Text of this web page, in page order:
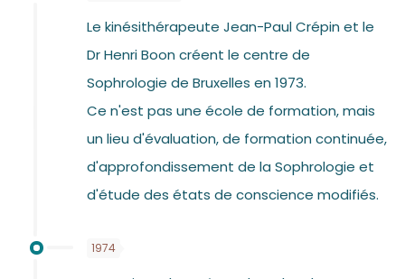
Le kinésithérapeute Jean-Paul Crépin et le
Dr Henri Boon créent le centre de
Sophrologie de Bruxelles en 1973.
Ce n'est pas une école de formation, mais
un lieu d'évaluation, de formation continuée,
d'approfondissement de la Sophrologie et
d'étude des états de conscience modifiés.
1974